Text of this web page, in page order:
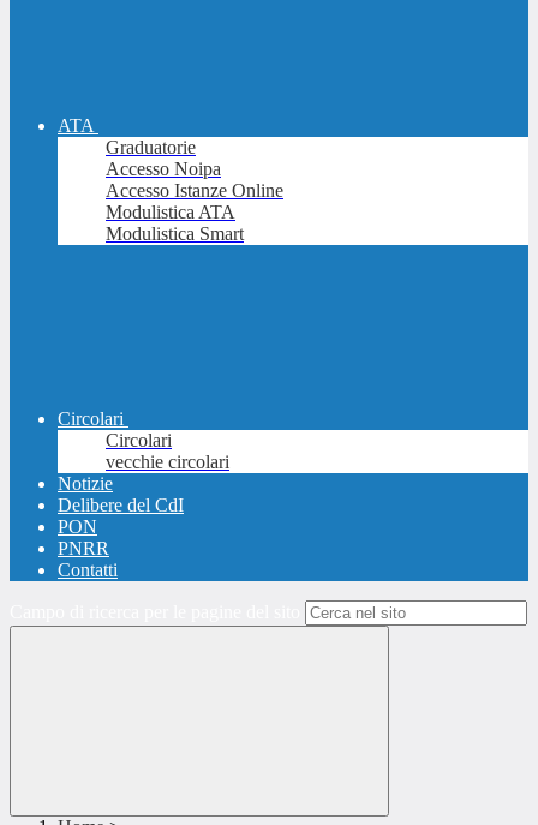
ATA
Graduatorie
Accesso Noipa
Accesso Istanze Online
Modulistica ATA
Modulistica Smart
Circolari
Circolari
vecchie circolari
Notizie
Delibere del CdI
PON
PNRR
Contatti